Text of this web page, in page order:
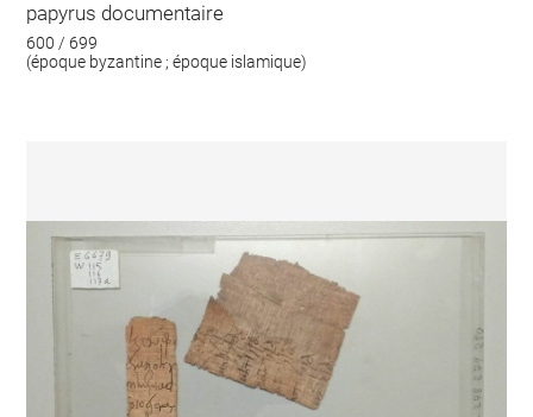
papyrus documentaire
600 / 699
(époque byzantine ; époque islamique)